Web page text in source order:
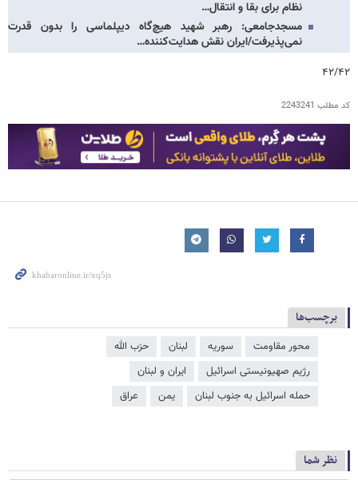
نظام برای بقا و انتقال…
مسجدجامعی: رهبر شهید هیچ‌گاه دیپلماسی را بدون قدرت
نمی‌پذیرفت/ایران نقش هدایت‌کننده…
۴۲/۴۲
کد مطلب 2243241
برچسب‌ها
محور مقاومت سوریه لبنان
حزب الله
رژیم صهیونیستی اسرائیل
ایران و لبنان
حمله اسرائیل به جنوب لبنان
یمن عراق
نظر شما